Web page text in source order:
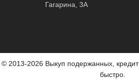
Гагарина, 3А
© 2013-2026 Выкуп подержанных,
быстро.